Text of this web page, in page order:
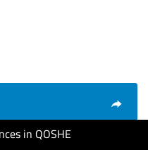
in QOSHE